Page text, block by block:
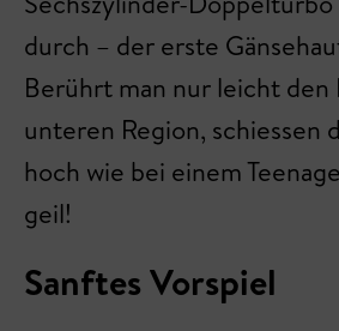
durch – der erste
Berührt man nur leicht den
unteren Region, schiessen
hoch wie bei einem
geil!
Sanftes Vorspiel